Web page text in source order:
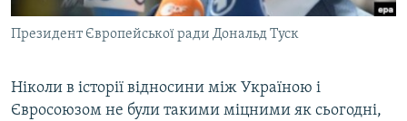
ІНФОГРАФІКА
ДОЛУЧАЙСЯ!
Усі сайти RFE/RL
Президент Європейської ради Дональд Туск
Ніколи в історії відносини між Україною і
Євросоюзом не були такими міцними як сьогодні,